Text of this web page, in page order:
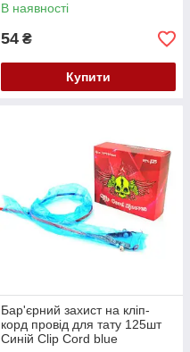
В наявності
54 ₴
Купити
Бар'єрний захист на кліп-
корд провід для тату 125шт
Синій Clip Cord blue